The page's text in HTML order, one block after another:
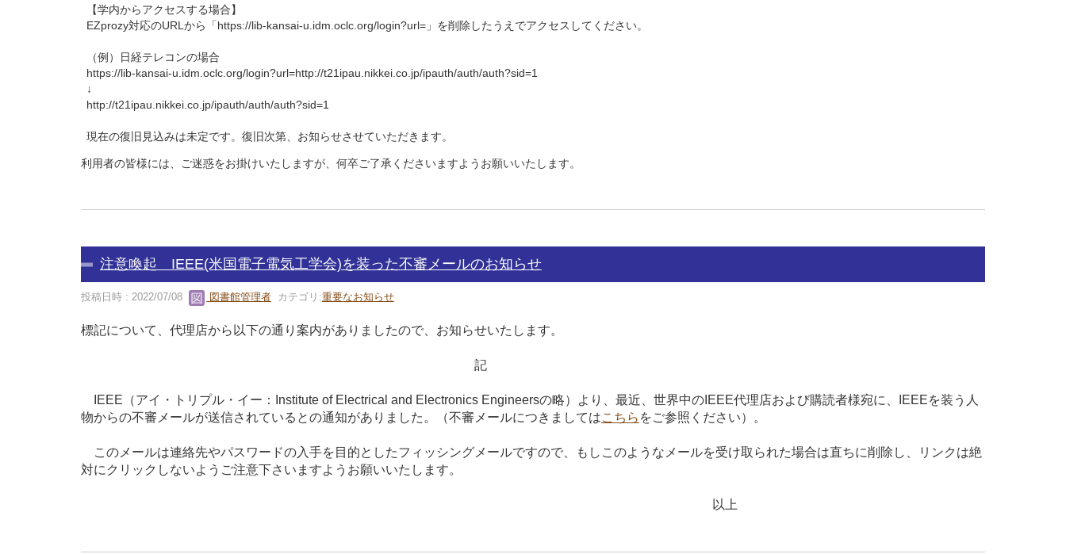
【学内からアクセスする場合】
EZprozy対応のURLから「https://lib-kansai-u.idm.oclc.org/login?url=」を削除したうえでアクセスしてください。
（例）日経テレコンの場合
https://lib-kansai-u.idm.oclc.org/login?url=http://t21ipau.nikkei.co.jp/ipauth/auth/auth?sid=1
↓
http://t21ipau.nikkei.co.jp/ipauth/auth/auth?sid=1
現在の復旧見込みは未定です。復旧次第、お知らせさせていただきます。
利用者の皆様には、ご迷惑をお掛けいたしますが、何卒ご了承くださいますようお願いいたします。
注意喚起 IEEE(米国電子電気工学会)を装った不審メールのお知らせ
投稿日時 : 2022/07/08 図書館管理者 カテゴリ:重要なお知らせ
標記について、代理店から以下の通り案内がありましたので、お知らせいたします。
記
IEEE（アイ・トリプル・イー：Institute of Electrical and Electronics Engineersの略）より、最近、世界中のIEEE代理店および購読者様宛に、IEEEを装う人
物からの不審メールが送信されているとの通知がありました。（不審メールにつきましてはこちら をご参照ください）。
このメールは連絡先やパスワードの入手を目的としたフィッシングメールですので、もしこのようなメールを受け取られた場合は直ちに削除し、リンクは絶
対にクリックしないようご注意下さいますようお願いいたします。
以上